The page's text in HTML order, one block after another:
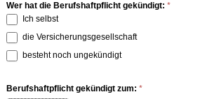
Wer hat die Berufshaftpflicht gekündigt: *
Ich selbst
die Versicherungsgesellschaft
besteht noch ungekündigt
Berufshaftpflicht gekündigt zum: *